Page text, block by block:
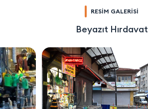
RESİM GALERİSİ
Beyazıt Hırdavat